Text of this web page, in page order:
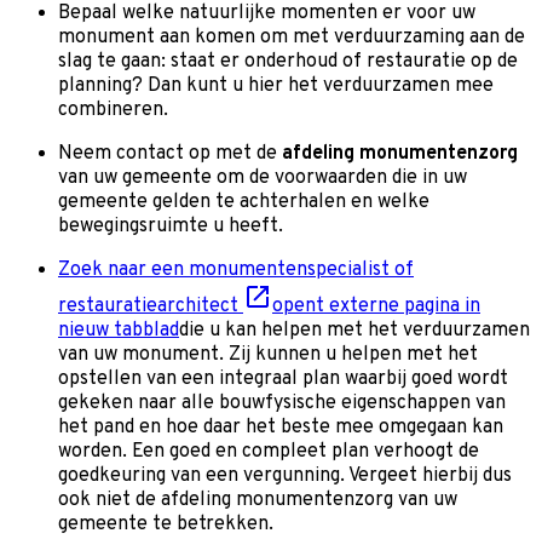
Bepaal welke natuurlijke momenten er voor uw
monument aan komen om met verduurzaming aan de
slag te gaan: staat er onderhoud of restauratie op de
planning? Dan kunt u hier het verduurzamen mee
combineren.
Neem contact op met de afdeling monumentenzorg
van uw gemeente om de voorwaarden die in uw
gemeente gelden te achterhalen en welke
bewegingsruimte u heeft.
Zoek naar een monumentenspecialist of
restauratiearchitect
opent externe pagina in
nieuw tabbladdie u kan helpen met het verduurzamen
van uw monument. Zij kunnen u helpen met het
opstellen van een integraal plan waarbij goed wordt
gekeken naar alle bouwfysische eigenschappen van
het pand en hoe daar het beste mee omgegaan kan
worden. Een goed en compleet plan verhoogt de
goedkeuring van een vergunning. Vergeet hierbij dus
ook niet de afdeling monumentenzorg van uw
gemeente te betrekken.